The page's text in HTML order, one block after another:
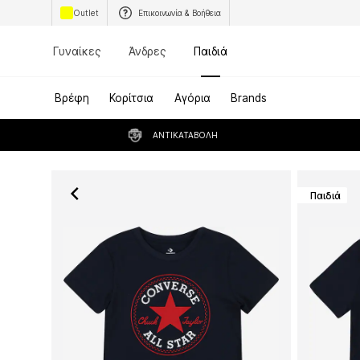
Outlet Επικοινωνία & Βοήθεια
Γυναίκες Άνδρες Παιδιά
Βρέφη Κορίτσια Αγόρια Brands
ΑΝΤΙΚΑΤΑΒΟΛΉ
Παιδιά